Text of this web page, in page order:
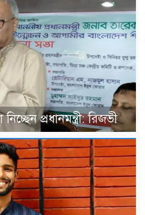
প্রধানমন্ত্রী: রিজভী